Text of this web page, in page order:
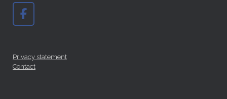
Privacy statement
Contact